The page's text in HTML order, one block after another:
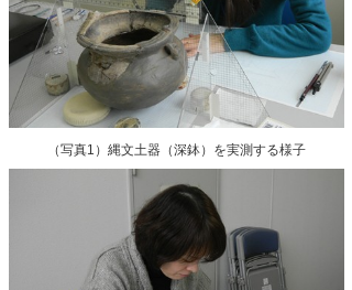
（写真1）縄文土器（深鉢）を実測する様子